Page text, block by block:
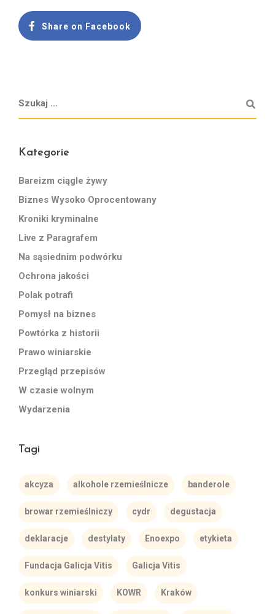
Share on Facebook
Kategorie
Bareizm ciągle żywy
Biznes Wysoko Oprocentowany
Kroniki kryminalne
Live z Paragrafem
Na sąsiednim podwórku
Ochrona jakości
Polak potrafi
Pomysł na biznes
Powtórka z historii
Prawo winiarskie
Przegląd przepisów
W czasie wolnym
Wydarzenia
Tagi
akcyza alkohole rzemieślnicze banderole
browar rzemieślniczy cydr degustacja
deklaracje destylaty Enoexpo etykieta
Fundacja Galicja Vitis Galicja Vitis
konkurs winiarski KOWR Kraków